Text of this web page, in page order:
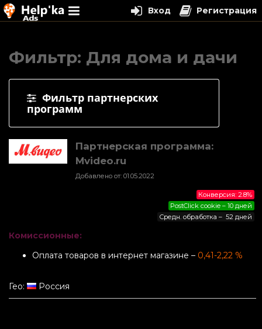
содержимому
Фильтр: Для дома и дачи
Фильтр партнерских
программ
Партнерская программа:
Mvideo.ru
Добавлено от: 01.05.2022
Конверсия: 2.8%
PostClick cookie – 10 дней
Средн. обработка – 52 дней
Комиссионные:
Оплата товаров в интернет магазине – 0,41-2,22 %
Гео: Россия
Вход Регистрация